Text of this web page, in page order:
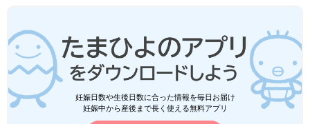
妊娠日数や生後日数に合った情報を毎日お届け
妊娠中から産後まで長く使える無料アプリ